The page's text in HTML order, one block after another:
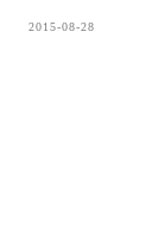
2015-08-28